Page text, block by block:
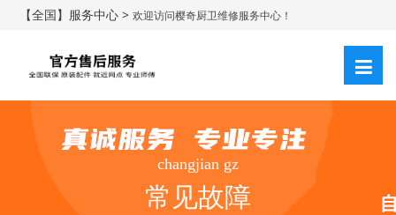
【全国】服务中心 >欢迎访问樱奇厨卫维修服务中心！
changjian gz
常见故障